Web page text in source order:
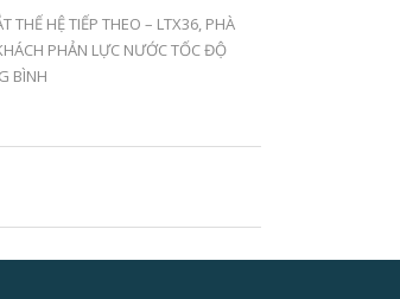
THẾ HỆ TIẾP THEO – LTX36, PHÀ
PHẢN LỰC NƯỚC TỐC ĐỘ
BÌNH